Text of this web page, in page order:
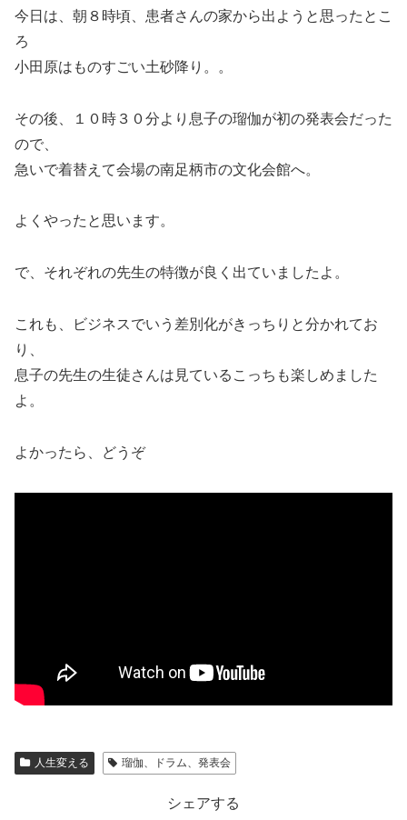
今日は、朝８時頃、患者さんの家から出ようと思ったとこ
ろ
小田原はものすごい土砂降り。。
その後、１０時３０分より息子の瑠伽が初の発表会だった
ので、
急いで着替えて会場の南足柄市の文化会館へ。
よくやったと思います。
で、それぞれの先生の特徴が良く出ていましたよ。
これも、ビジネスでいう差別化がきっちりと分かれてお
り、
息子の先生の生徒さんは見ているこっちも楽しめました
よ。
よかったら、どうぞ
人生変える 瑠伽、ドラム、発表会
シェアする